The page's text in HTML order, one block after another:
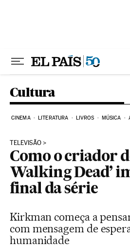
Cultura
CINEMA LITERATURA LIVROS MÚSICA
TELEVISÃO
Como o criador
Walking Dead’
final da série
Kirkman começa a
com mensagem de
humanidade